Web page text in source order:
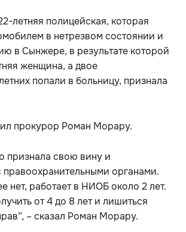
летняя полицейская, которая
в нетрезвом состоянии и
в Сынжере, в результате которой
женщина, а двое
попали в больницу, признала
прокурор Роман Морару.
признала свою вину и
правоохранительными органами.
нет, работает в НИОБ около 2 лет.
от 4 до 8 лет и лишиться
– сказал Роман Морару.